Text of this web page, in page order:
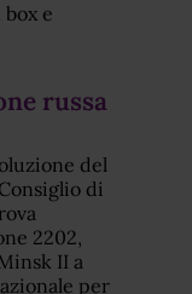
e
russa
del
di
2202,
II a
per